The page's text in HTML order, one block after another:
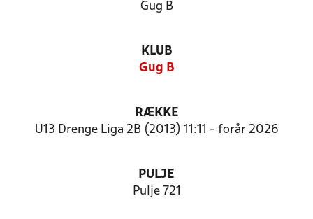
Gug B
KLUB
Gug B
RÆKKE
U13 Drenge Liga 2B (2013) 11:11 - forår 2026
PULJE
Pulje 721